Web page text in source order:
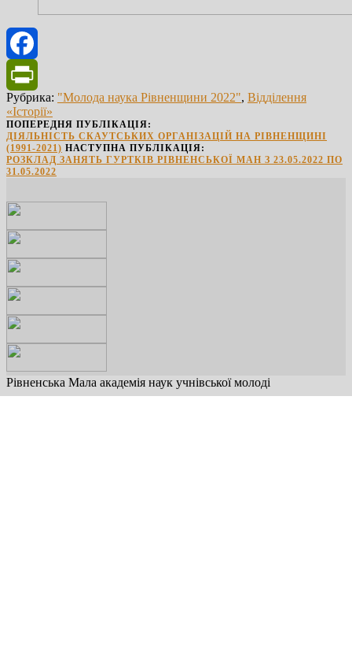
Facebook
PrintFriendly
Рубрика: "Молода наука Рівненщини 2022", Відділення
«Історії»
ПОПЕРЕДНЯ ПУБЛІКАЦІЯ:
ДІЯЛЬНІСТЬ СКАУТСЬКИХ ОРГАНІЗАЦІЙ НА РІВНЕНЩИНІ
(1991-2021) НАСТУПНА ПУБЛІКАЦІЯ:
РОЗКЛАД ЗАНЯТЬ ГУРТКІВ РІВНЕНСЬКОЇ МАН З 23.05.2022 ПО
31.05.2022
Рівненська Мала академія наук учнівської молоді